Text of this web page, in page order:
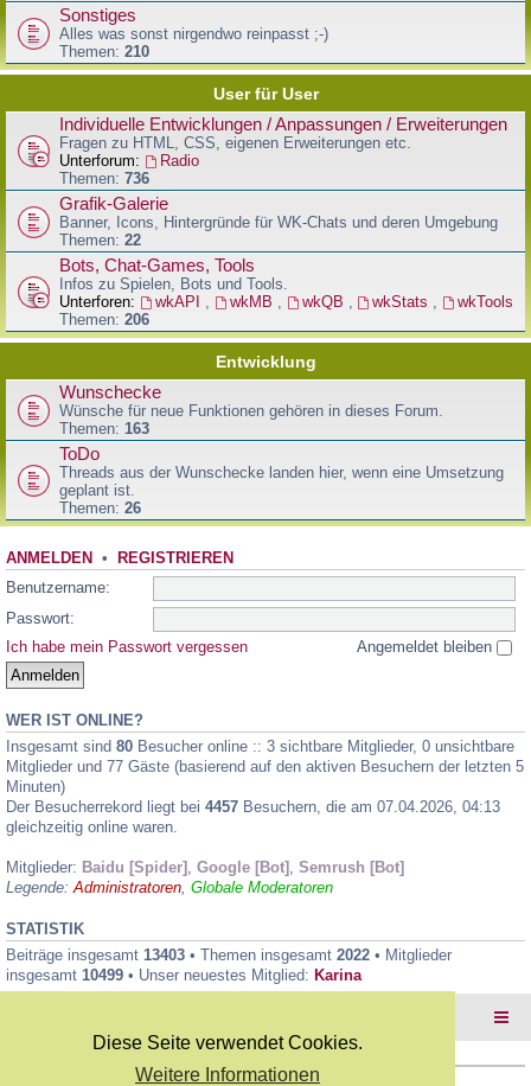
Diese Seite verwendet Cookies.
Weitere Informationen
Sonstiges
Alles was sonst nirgendwo reinpasst ;-)
Themen: 210
User für User
Individuelle Entwicklungen / Anpassungen / Erweiterungen
Fragen zu HTML, CSS, eigenen Erweiterungen etc.
Unterforum:
Radio
Themen: 736
Grafik-Galerie
Banner, Icons, Hintergründe für WK-Chats und deren Umgebung
Themen: 22
Bots, Chat-Games, Tools
Infos zu Spielen, Bots und Tools.
Unterforen:
wkAPI , wkMB , wkQB , wkStats ,
wkTools
Themen: 206
Entwicklung
Wunschecke
Wünsche für neue Funktionen gehören in dieses Forum.
Themen: 163
ToDo
Threads aus der Wunschecke landen hier, wenn eine Umsetzung
geplant ist.
Themen: 26
ANMELDEN • REGISTRIEREN
Benutzername:
Passwort:
Ich habe mein Passwort vergessen
Angemeldet bleiben
WER IST ONLINE?
Insgesamt sind 80 Besucher online :: 3 sichtbare Mitglieder, 0 unsichtbare
Mitglieder und 77 Gäste (basierend auf den aktiven Besuchern der letzten 5
Minuten)
Der Besucherrekord liegt bei 4457 Besuchern, die am 07.04.2026, 04:13
gleichzeitig online waren.
Mitglieder: Baidu [Spider] , Google [Bot] , Semrush [Bot]
Legende:Administratoren, Globale Moderatoren
STATISTIK
Beiträge insgesamt 13403 • Themen insgesamt 2022 • Mitglieder
insgesamt 10499 • Unser neuestes Mitglied: Karina